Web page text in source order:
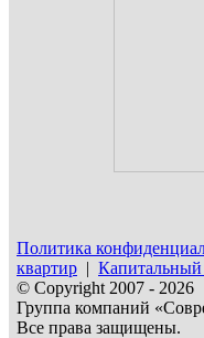
Политика
квартир | Капитальный
© Copyright 2007 - 2026
Группа компаний
Все права защищены.